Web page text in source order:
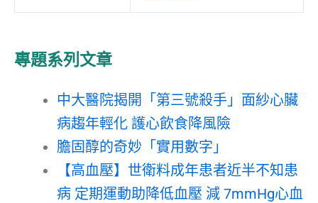
專題系列文章
中大醫院揭開「第三號殺手」面紗心臟
病趨年輕化 護心飲食降風險
膽固醇的奇妙「實用數字」
【高血壓】世衛料成年患者近半不知患
病 定期運動助降低血壓 減 7mmHg心血